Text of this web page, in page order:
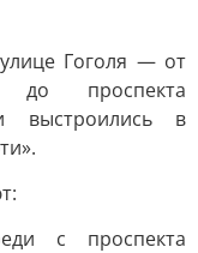
Гоголя — от
до проспекта
выстроились в
с проспекта